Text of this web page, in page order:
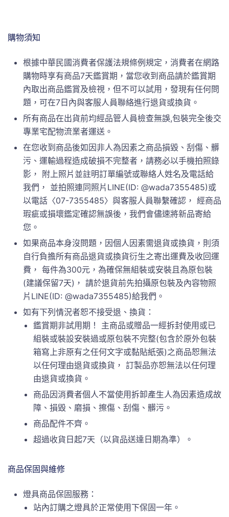
購物須知
根據中華民國消費者保護法規條例規定，消費者在網路
購物時享有商品7天鑑賞期，當您收到商品請於鑑賞期
內取出商品鑑賞及檢視，但不可以試用，發現有任何問
題，可在7日內與客服人員聯絡進行退貨或換貨。
所有商品在出貨前均經品管人員檢查無誤,包裝完全後交
專業宅配物流業者運送。
在您收到商品後如因非人為因素之商品損毀、刮傷、髒
污、運輸過程造成破損不完整者，請務必以手機拍照錄
影， 附上照片並註明訂單編號或聯絡人姓名及電話給
我們， 並拍照連同照片LINE(ID: @wada7355485)或
以電話〈07-7355485〉與客服人員聯繫確認， 經商品
瑕疵或損壞鑑定確認無誤後，我們會儘速將新品寄給
您。
如果商品本身沒問題，因個人因素需退貨或換貨，則須
自行負擔所有商品退貨或換貨衍生之寄出運費及收回運
費， 每件為300元，為確保無組裝或安裝且為原包裝
(建議保留7天)， 請於退貨前先拍攝原包裝及內容物照
片LINE(ID: @wada7355485)給我們。
如有下列情況者恕不接受退、換貨：
鑑賞期非試用期！ 主商品或贈品一經拆封使用或已
組裝或裝設安裝過或原包裝不完整(包含於原外包裝
箱寫上非原有之任何文字或黏貼紙張)之商品恕無法
以任何理由退貨或換貨， 訂製品亦恕無法以任何理
由退貨或換貨。
商品因消費者個人不當使用拆卸產生人為因素造成故
障、損毀、磨損、擦傷、刮傷、髒污。
商品配件不齊。
超過收貨日起7天（以貨品送達日期為準）。
商品保固與維修
燈具商品保固服務：
站內訂購之燈具於正常使用下保固一年。